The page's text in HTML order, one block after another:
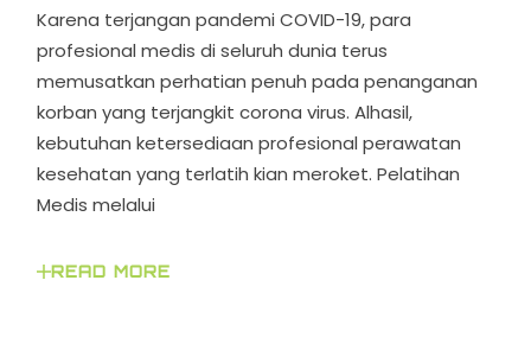
Karena terjangan pandemi COVID-19, para
profesional medis di seluruh dunia terus
memusatkan perhatian penuh pada penanganan
korban yang terjangkit corona virus. Alhasil,
kebutuhan ketersediaan profesional perawatan
kesehatan yang terlatih kian meroket. Pelatihan
Medis melalui
READ MORE